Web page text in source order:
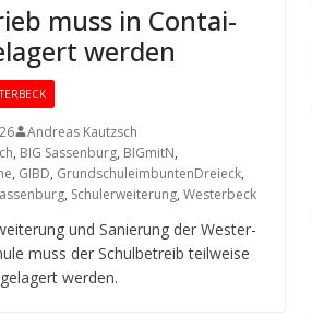
muss in Con­tai­
werden
Andreas Kautzsch
, BIG Sassenburg, BIGmitN,
, GIBD, GrundschuleimbuntenDreieck,
, Schulerweiterung, Westerbeck
und Sanie­rung der Wes­ter­
muss der Schul­be­treib teil­weise
werden.